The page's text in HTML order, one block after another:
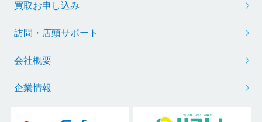
買取お申し込み
訪問・店頭サポート
会社概要
企業情報